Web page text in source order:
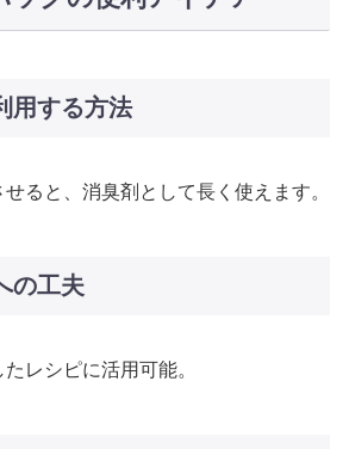
用する方法
ると、消臭剤として長く使えます。
の工夫
レシピに活用可能。